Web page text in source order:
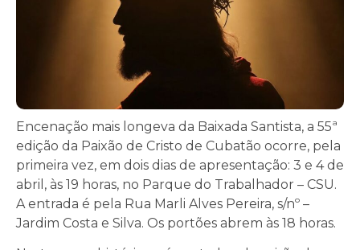
Encenação mais longeva da Baixada Santista, a 55ª
edição da Paixão de Cristo de Cubatão ocorre, pela
primeira vez, em dois dias de apresentação: 3 e 4 de
abril, às 19 horas, no Parque do Trabalhador – CSU.
A entrada é pela Rua Marli Alves Pereira, s/nº –
Jardim Costa e Silva. Os portões abrem às 18 horas.